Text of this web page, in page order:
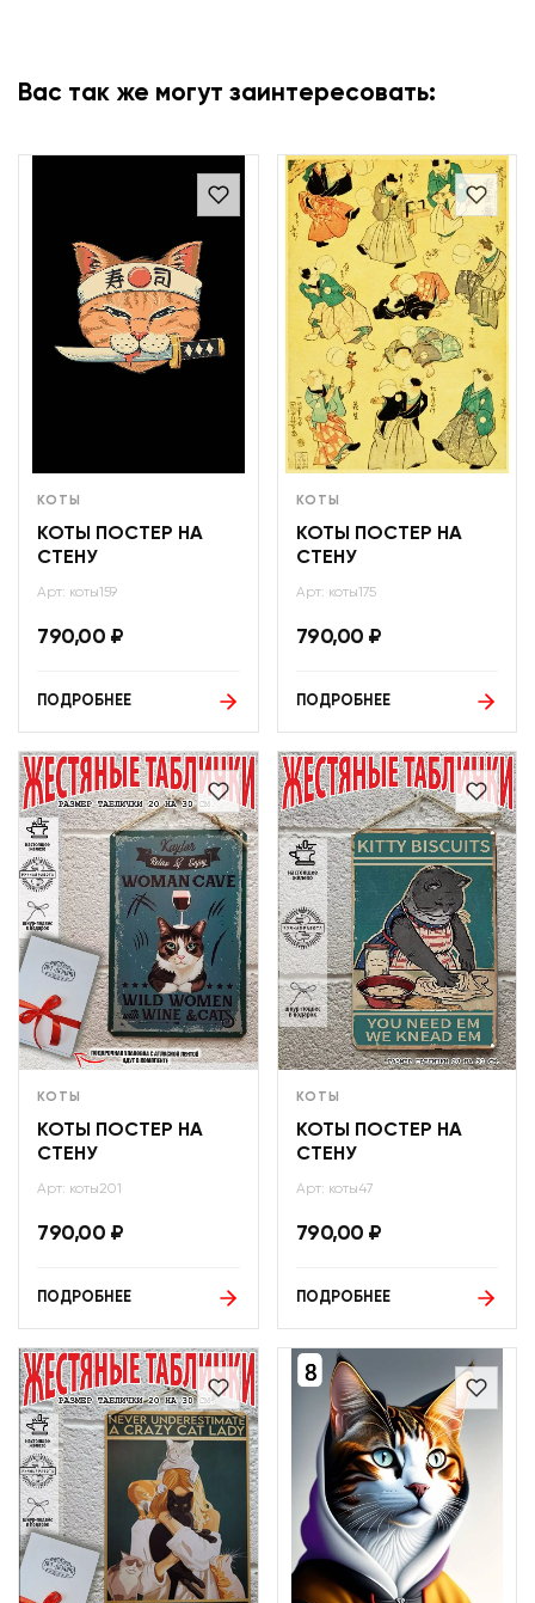
Вас так же могут заинтересовать:
КОТЫ
КОТЫ ПОСТЕР НА
СТЕНУ
Арт: коты159
790,00 ₽
ПОДРОБНЕЕ
КОТЫ
КОТЫ ПОСТЕР НА
СТЕНУ
Арт: коты175
790,00 ₽
ПОДРОБНЕЕ
КОТЫ
КОТЫ ПОСТЕР НА
СТЕНУ
Арт: коты201
790,00 ₽
ПОДРОБНЕЕ
КОТЫ
КОТЫ ПОСТЕР НА
СТЕНУ
Арт: коты47
790,00 ₽
ПОДРОБНЕЕ